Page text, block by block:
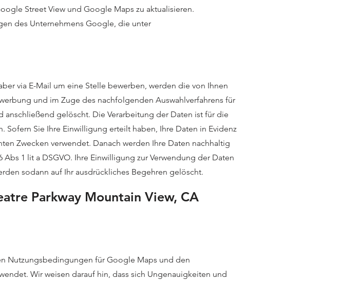
via E-Mail um eine Stelle bewerben, werden die von Ihnen
und im Zuge des nachfolgenden Auswahlverfahrens für
gelöscht. Die Verarbeitung der Daten ist für die
Sie Ihre Einwilligung erteilt haben, Ihre Daten in Evidenz
Zwecken verwendet. Danach werden Ihre Daten nachhaltig
1 lit a DSGVO. Ihre Einwilligung zur Verwendung der Daten
sodann auf Ihr ausdrückliches Begehren gelöscht.
Parkway Mountain View, CA
Nutzungsbedingungen für Google Maps und den
Wir weisen darauf hin, dass sich Ungenauigkeiten und
Street View und Google Maps zu aktualisieren.
des Unternehmens Google, die unter